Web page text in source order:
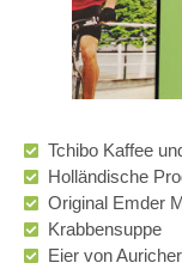
Tchibo Kaffee
Holländische
Original Emder
Krabbensuppe
Eier von Auricher